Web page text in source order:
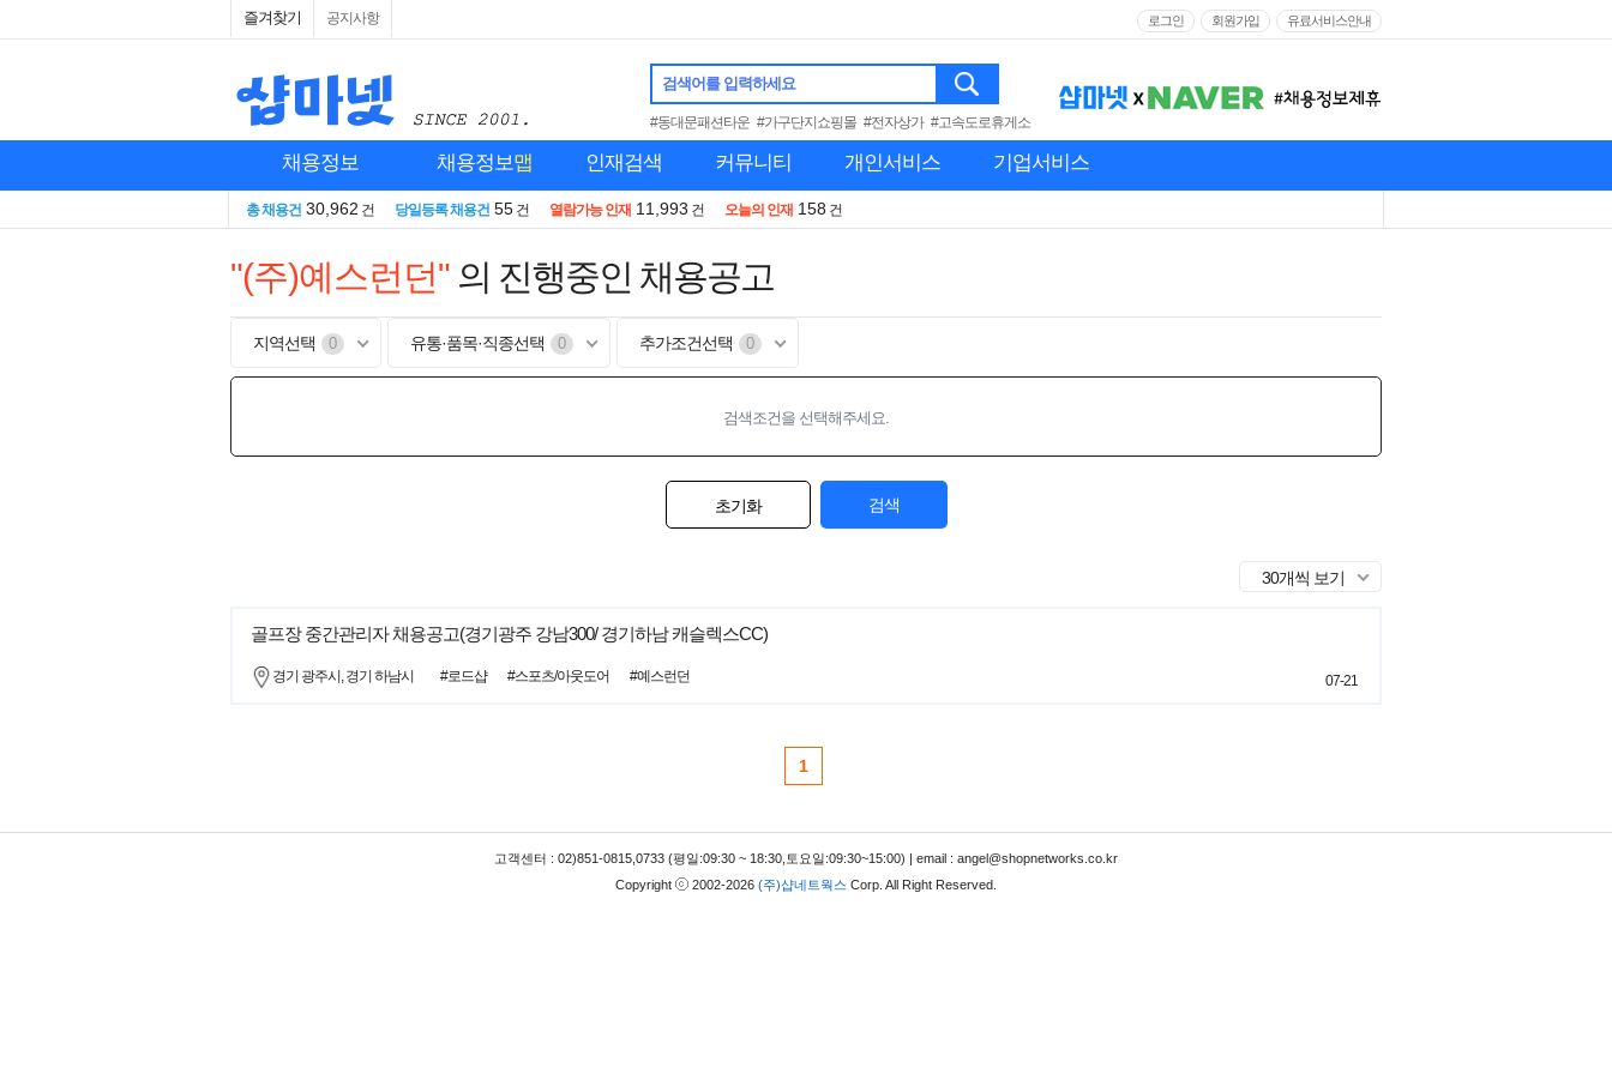
즐겨찾기 공지사항 로그인 회원가입 유료서비스안내
검색어를 입력하세요
#동대문패션타운 #가구단지쇼핑몰 #전자상가 #고속도로휴게소
채용정보 채용정보맵 인재검색 커뮤니티 개인서비스 기업서비스
총 채용건 30,962 건 당일등록 채용건 55 건 열람가능 인재 11,993 건 오늘의 인재 158 건
"(주)예스런던" 의 진행중인 채용공고
지역선택 0 유통·품목·직종선택 0 추가조건선택 0
검색조건을 선택해주세요.
초기화 검색
30개씩 보기
골프장 중간관리자 채용공고(경기광주 강남300/ 경기하남 캐슬렉스CC)
경기 광주시, 경기 하남시 #로드샵 #스포츠/아웃도어 #예스런던 07-21
1
고객센터 : 02)851-0815,0733 (평일:09:30 ~ 18:30,토요일:09:30~15:00) | email : angel@shopnetworks.co.kr
Copyright
2002-2026 (주)샵네트웍스 Corp. All Right Reserved.